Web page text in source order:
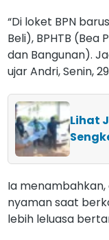
“Di loket BPN
Beli), BPHTB
dan Bangunan).
ujar Andri, Senin,
Lihat
Ia
nyaman saat
lebih leluasa